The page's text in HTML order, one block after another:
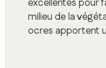
excellentes pour
milieu de la
ocres apportent